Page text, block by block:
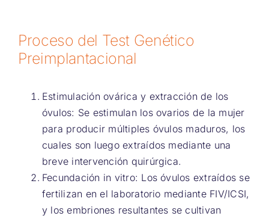
Proceso del Test Genético
Preimplantacional
Estimulación ovárica y extracción de los
óvulos: Se estimulan los ovarios de la mujer
para producir múltiples óvulos maduros, los
cuales son luego extraídos mediante una
breve intervención quirúrgica.
Fecundación in vitro: Los óvulos extraídos se
fertilizan en el laboratorio mediante FIV/ICSI,
y los embriones resultantes se cultivan